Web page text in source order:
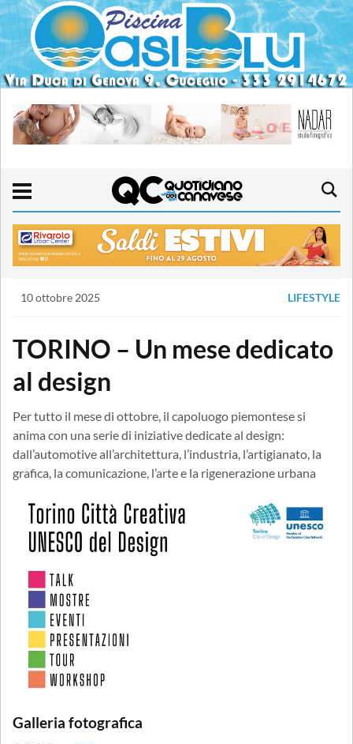
10 ottobre 2025 LIFESTYLE
TORINO – Un mese dedicato
al design
Per tutto il mese di ottobre, il capoluogo piemontese si
anima con una serie di iniziative dedicate al design:
dall’automotive all’architettura, l’industria, l’artigianato, la
grafica, la comunicazione, l’arte e la rigenerazione urbana
Galleria fotografica